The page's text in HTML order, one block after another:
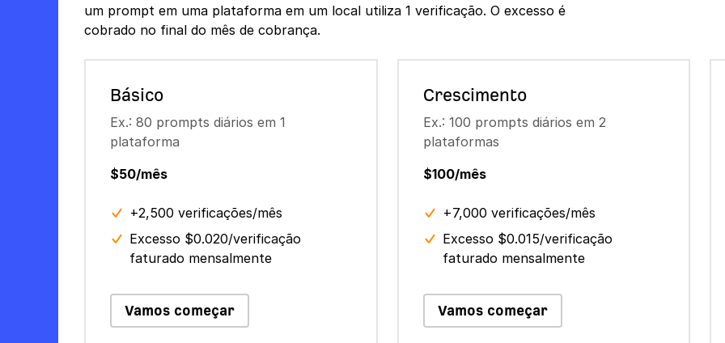
um prompt em uma plataforma em um local utiliza 1 verificação. O excesso é
cobrado no final do mês de cobrança.
Básico
Ex.: 80 prompts diários em 1
plataforma
$50/mês
+2,500 verificações/mês
Excesso $0.020/verificação
faturado mensalmente
Vamos começar
Crescimento
Ex.: 100 prompts diários em 2
plataformas
$100/mês
+7,000 verificações/mês
Excesso $0.015/verificação
faturado mensalmente
Vamos começar